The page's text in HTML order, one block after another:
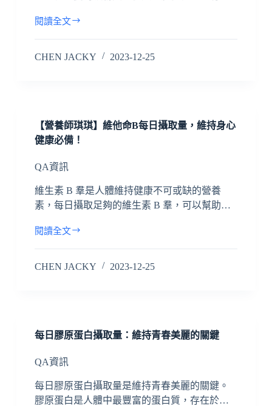
閱讀全文
CHEN JACKY 2023-12-25
【營養師琪琪】維他命B每日攝取量，維持身心
健康必備！
QA資訊
維生素 B 羣是人體維持健康不可或缺的營養
素，每日攝取足夠的維生素 B 羣，可以幫助…
閱讀全文
CHEN JACKY 2023-12-25
每日膠原蛋白攝取量：維持青春美麗的關鍵
QA資訊
每日膠原蛋白攝取量是維持青春美麗的關鍵。
膠原蛋白是人體中最豐富的蛋白質，存在於…